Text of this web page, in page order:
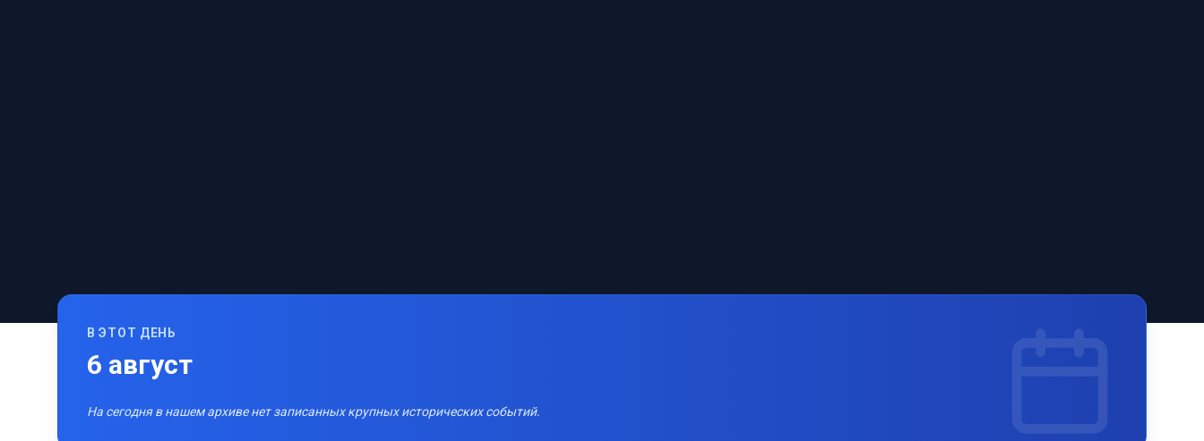
В ЭТОТ ДЕНЬ
6 август
На сегодня в нашем архиве нет записанных крупных исторических событий.